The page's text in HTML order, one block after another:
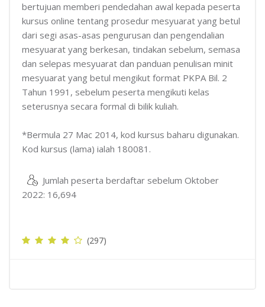
bertujuan memberi pendedahan awal kepada peserta
kursus online tentang prosedur mesyuarat yang betul
dari segi asas-asas pengurusan dan pengendalian
mesyuarat yang berkesan, tindakan sebelum, semasa
dan selepas mesyuarat dan panduan penulisan minit
mesyuarat yang betul mengikut format PKPA Bil. 2
Tahun 1991, sebelum peserta mengikuti kelas
seterusnya secara formal di bilik kuliah.
*Bermula 27 Mac 2014, kod kursus baharu digunakan.
Kod kursus (lama) ialah 180081.
Jumlah peserta berdaftar sebelum Oktober
2022: 16,694
(297)